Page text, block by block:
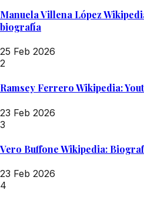
Manuela Villena López
biografía
25 Feb 2026
2
Ramsey Ferrero Wikipedia:
23 Feb 2026
3
Vero Buffone Wikipedia:
23 Feb 2026
4